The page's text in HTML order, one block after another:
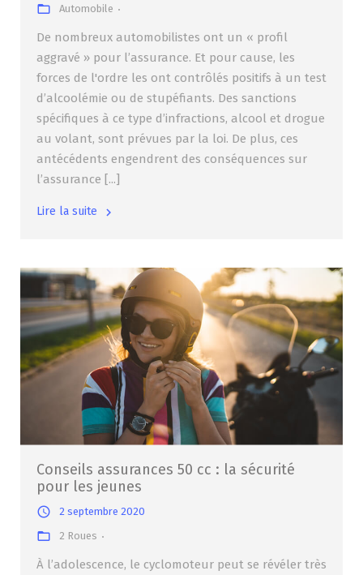
Automobile
De nombreux automobilistes ont un « profil
aggravé » pour l’assurance. Et pour cause, les
forces de l'ordre les ont contrôlés positifs à un test
d’alcoolémie ou de stupéfiants. Des sanctions
spécifiques à ce type d’infractions, alcool et drogue
au volant, sont prévues par la loi. De plus, ces
antécédents engendrent des conséquences sur
l’assurance [...]
Lire la suite
Conseils assurances 50 cc : la sécurité
pour les jeunes
2 septembre 2020
2 Roues
À l’adolescence, le cyclomoteur peut se révéler très